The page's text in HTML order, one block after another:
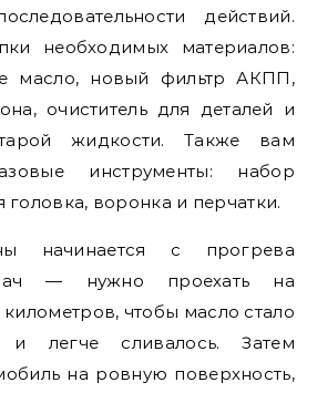
действий.
необходимых материалов:
масло, новый фильтр АКПП,
очиститель для деталей и
жидкости. Также вам
инструменты: набор
головка, воронка и перчатки.
начинается с прогрева
— нужно проехать на
километров, чтобы масло стало
легче сливалось. Затем
на ровную поверхность,